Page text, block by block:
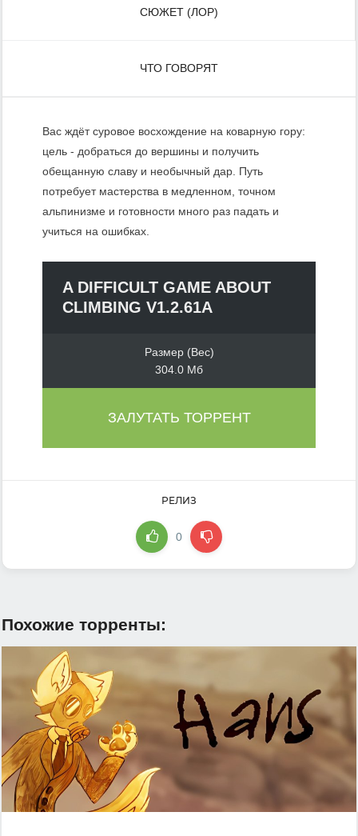
СЮЖЕТ (ЛОР)
ЧТО ГОВОРЯТ
Вас ждёт суровое восхождение на коварную гору:
цель - добраться до вершины и получить
обещанную славу и необычный дар. Путь
потребует мастерства в медленном, точном
альпинизме и готовности много раз падать и
учиться на ошибках.
A DIFFICULT GAME ABOUT
CLIMBING V1.2.61A
Размер (Вес)
304.0 Мб
ЗАЛУТАТЬ ТОРРЕНТ
РЕЛИЗ
0
Похожие торренты: